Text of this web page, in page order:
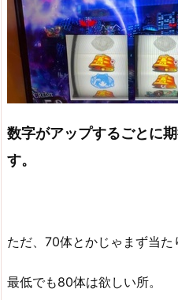
数字がアップするごとに
す。
ただ、70体とかじゃまず当た
最低でも80体は欲しい所。